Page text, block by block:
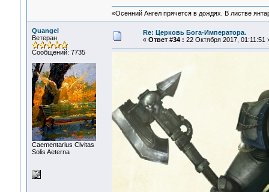
«Осенний Ангел прячется в дождях. В листве
Quangel
Ветеран
Сообщений: 7735
Сaementarius Civitas
Solis Aeterna
Re: Церковь Бога-Императора.
« Ответ #34 : 22 Октября 2017, 01:11:51